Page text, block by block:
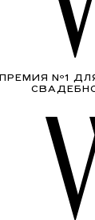
ПРЕМИЯ Nº1